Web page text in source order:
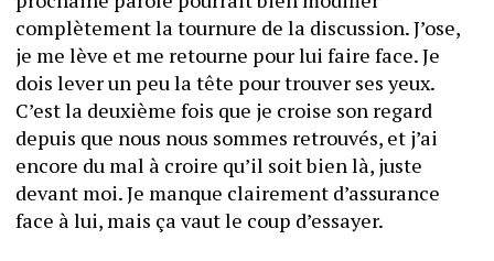
complètement la tournure de la discussion. J’ose,
je me lève et me retourne pour lui faire face. Je
dois lever un peu la tête pour trouver ses yeux.
C’est la deuxième fois que je croise son regard
depuis que nous nous sommes retrouvés, et j’ai
encore du mal à croire qu’il soit bien là, juste
devant moi. Je manque clairement d’assurance